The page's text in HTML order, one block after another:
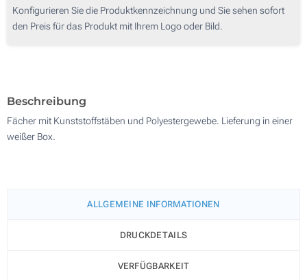
100
Konfigurieren Sie die Produktkennzeichnung und Sie sehen sofort
den Preis für das Produkt mit Ihrem Logo oder Bild.
Beschreibung
Fächer mit Kunststoffstäben und Polyestergewebe. Lieferung in einer
weißer Box.
ALLGEMEINE INFORMATIONEN
DRUCKDETAILS
VERFÜGBARKEIT